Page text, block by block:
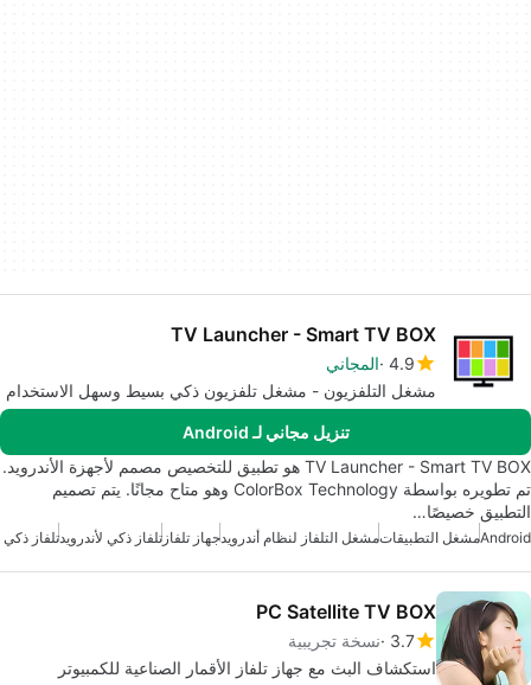
TV Launcher - Smart TV BOX
4.9 المجاني
مشغل التلفزيون - مشغل تلفزيون ذكي بسيط وسهل الاستخدام
تنزيل مجاني لـ Android
TV Launcher - Smart TV BOX هو تطبيق للتخصيص مصمم لأجهزة الأندرويد.
تم تطويره بواسطة ColorBox Technology وهو متاح مجانًا. يتم تصميم
التطبيق خصيصًا…
Androidمشغل التطبيقاتمشغل التلفاز لنظام أندرويدجهاز تلفاز تلفاز ذكي لأندرويدتلفاز ذكي
PC Satellite TV BOX
3.7 نسخة تجريبية
استكشاف البث مع جهاز تلفاز الأقمار الصناعية للكمبيوتر